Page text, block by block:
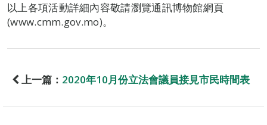
以上各項活動詳細內容敬請瀏覽通訊博物館網頁
(www.cmm.gov.mo)。
上一篇： 2020年10月份立法會議員接見市民時間表